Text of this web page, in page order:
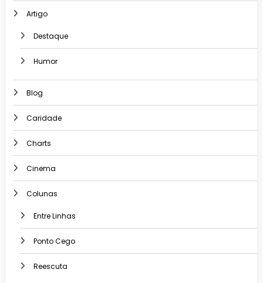
Artigo
Destaque
Humor
Blog
Caridade
Charts
Cinema
Colunas
Entre Linhas
Ponto Cego
Reescuta